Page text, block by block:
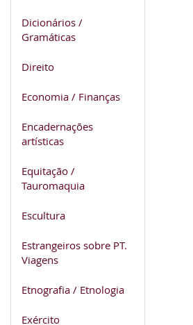
Dicionários /
Gramáticas
Direito
Economia / Finanças
Encadernações
artísticas
Equitação /
Tauromaquia
Escultura
Estrangeiros sobre PT.
Viagens
Etnografia / Etnologia
Exército